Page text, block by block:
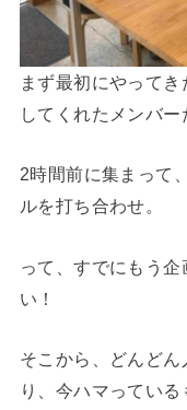
まず最初にやって
してくれたメンバー
2時間前に集まって
ルを打ち合わせ。
って、すでにもう
い！
そこから、どんど
り、今ハマってい